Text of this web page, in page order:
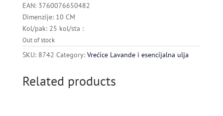
EAN: 3760076650482
Dimenzije: 10 CM
Kol/pak: 25 kol/sta :
Out of stock
SKU: 8742 Category: Vrećice Lavande i esencijalna ulja
Related products